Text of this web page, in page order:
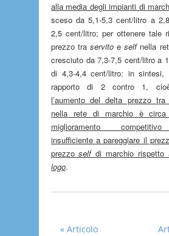
alla media degli impianti di
sceso da 5,1-5,3 cent/litro a
2,5 cent/litro; per ottenere tale
prezzo tra servito e selfnella
cresciuto da 7,3-7,5 cent/litro a
di 4,3-4,4 cent/litro: in
rapporto di 2 contro 1, cioè
l’aumento del delta prezzo tra
nella rete di marchio è
miglioramento
insufficiente a pareggiare il
prezzo selfdi marchio rispetto
logo.
« Articolo